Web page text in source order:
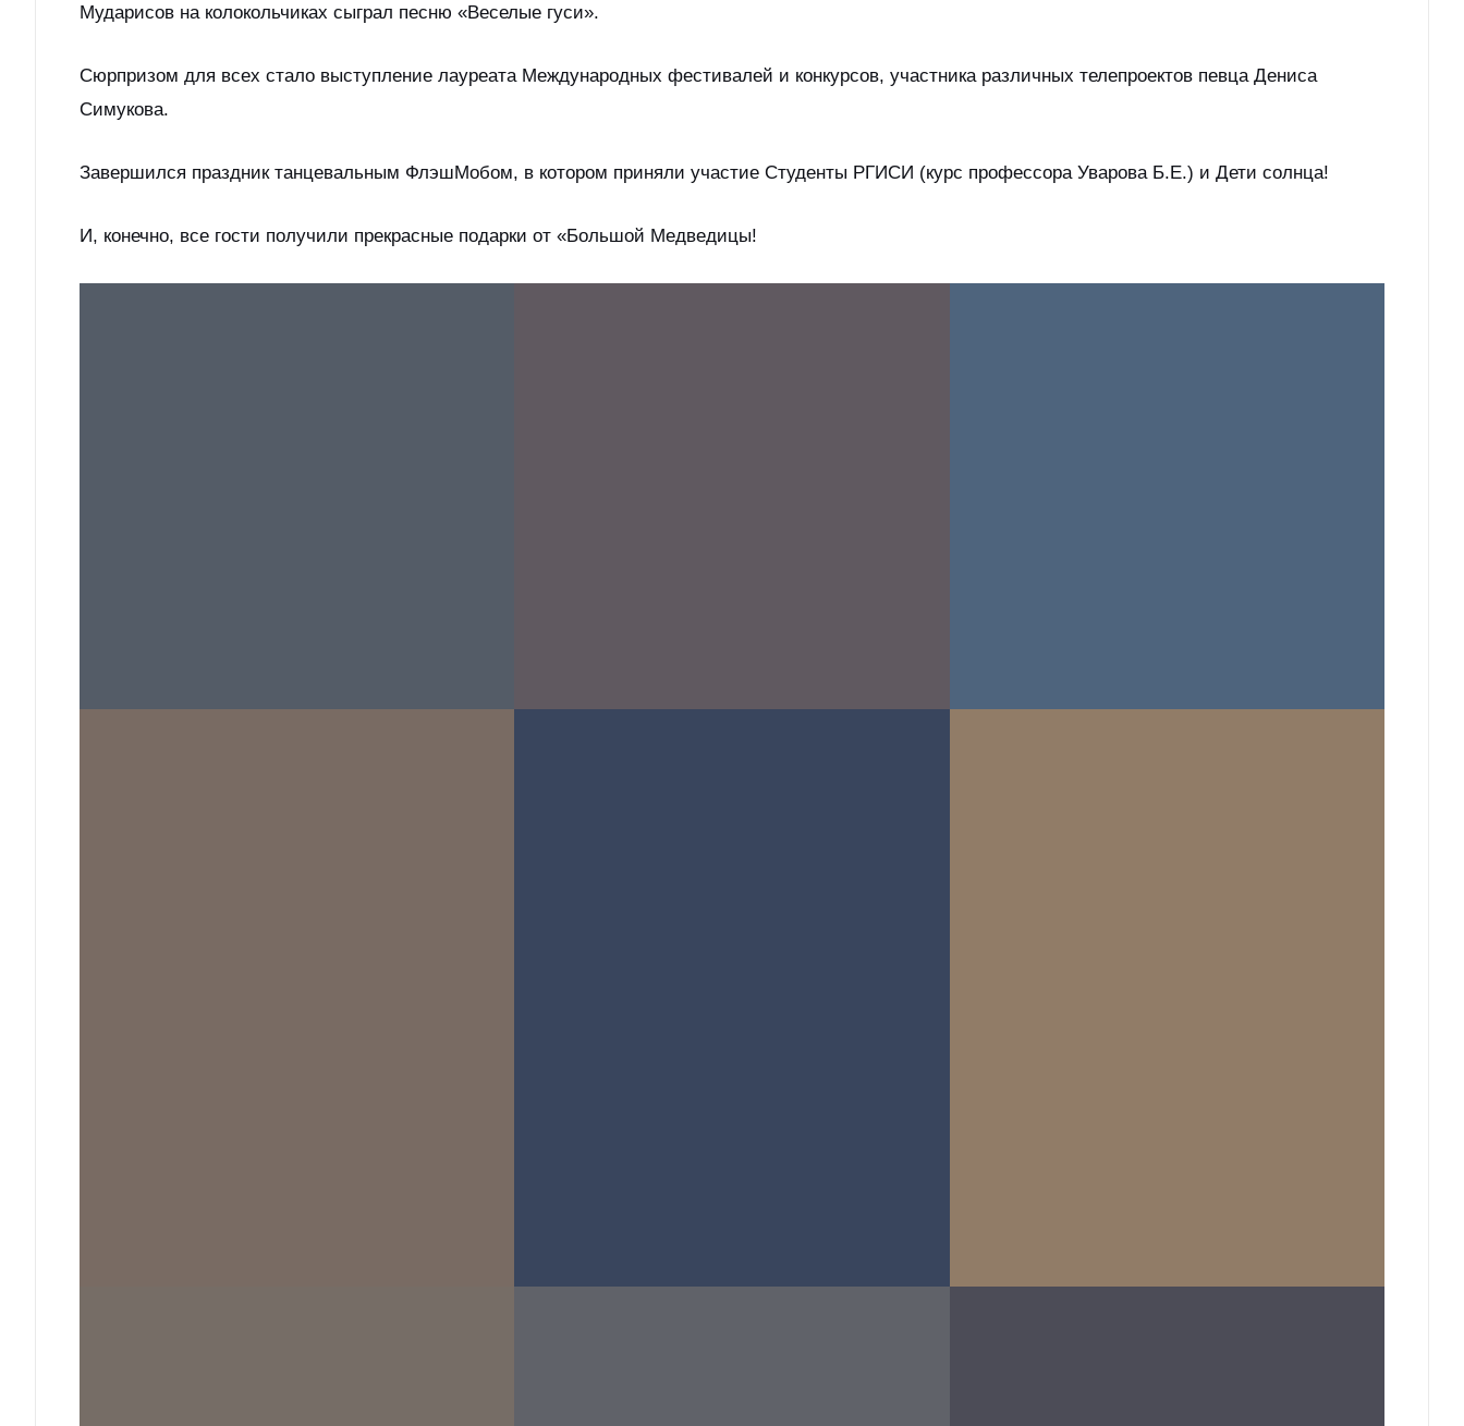
Мударисов на колокольчиках сыграл песню «Веселые гуси».
Сюрпризом для всех стало выступление лауреата Международных фестивалей и конкурсов, участника различных телепроектов певца Дениса
Симукова.
Завершился праздник танцевальным ФлэшМобом, в котором приняли участие Студенты РГИСИ (курс профессора Уварова Б.Е.) и Дети солнца!
И, конечно, все гости получили прекрасные подарки от «Большой Медведицы!